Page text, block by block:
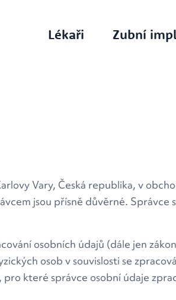
Lékaři Zubní
Vary, Česká republika, v
jsou přísně důvěrné. Správce
osobních údajů (dále jen
osob v souvislosti se
pro které správce osobní údaje